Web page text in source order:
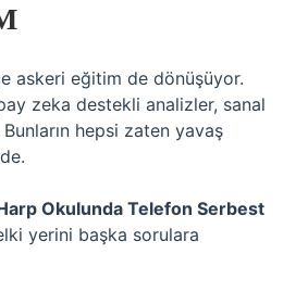
askeri eğitim de dönüşüyor.
zeka destekli analizler, sanal
hepsi zaten yavaş
Okulunda Telefon Serbest
yerini başka sorulara